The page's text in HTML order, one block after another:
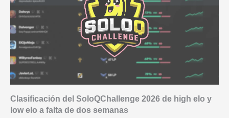
Clasificación del SoloQChallenge 2026 de high elo y
low elo a falta de dos semanas